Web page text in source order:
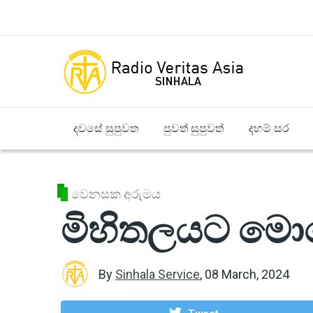
දවසේ සුපුවත පුවත් සුපුවත් දහම් සර
වෙනසක අරුමය
මිහිතලයට
By Sinhala Service, 08 March, 2024